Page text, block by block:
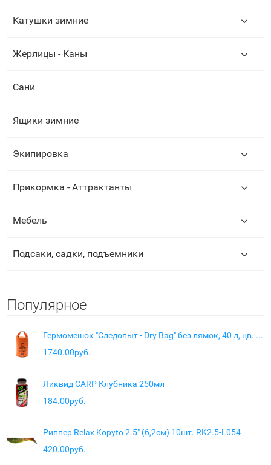
Катушки зимние
Жерлицы - Каны
Сани
Ящики зимние
Экипировка
Прикормка - Аттрактанты
Мебель
Подсаки, садки, подъемники
Популярное
Гермомешок "Следопыт - Dry Bag" без лямок, 40 л, цв. оранжевый
1740.00руб.
Ликвид CARP Клубника 250мл
184.00руб.
Риппер Relax Kopyto 2.5" (6,2см) 10шт. RK2.5-L054
420.00руб.